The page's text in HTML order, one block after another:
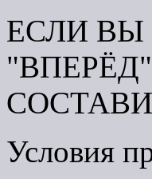
ЕСЛИ
Условия